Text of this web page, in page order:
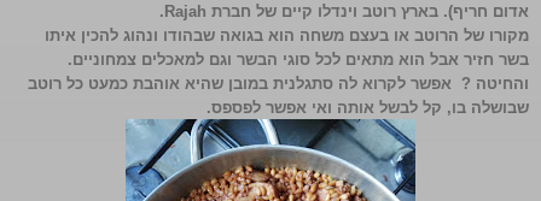
אדום חריף). בארץ רוטב וינדלו קיים של חברת Rajah.
מקורו של הרוטב או בעצם משחה הוא בגואה שבהודו ונהוג להכין איתו
בשר חזיר אבל הוא מתאים לכל סוגי הבשר וגם למאכלים צמחוניים.
והחיטה ? אפשר לקרוא לה סתגלנית במובן שהיא אוהבת כמעט כל רוטב
שבושלה בו, קל לבשל אותה ואי אפשר לפספס.